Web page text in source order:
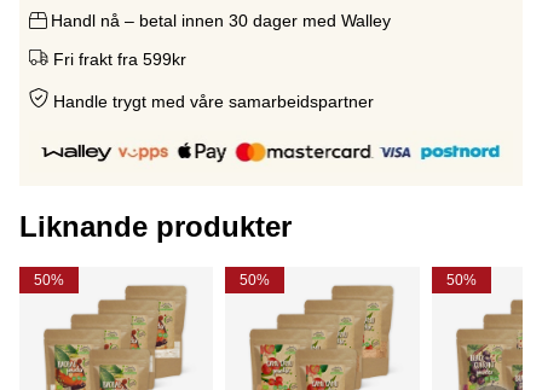
Handl nå – betal innen 30 dager med Walley
Fri frakt fra 599kr
Handle trygt med våre samarbeidspartner
Liknande produkter
50% 50% 50%